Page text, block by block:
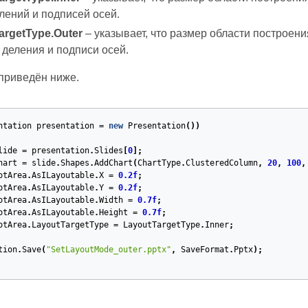
и подписей осей.
– указывает, что размер области
и подписи осей.
ниже.
presentation = new Presentation())
= presentation.Slides 0];
= slide.Shapes .AddChart (ChartType.ClusteredColumn, 20, 100,
.AsILayoutable.X = 0.2f;
.AsILayoutable.Y = 0.2f;
.AsILayoutable.Width = 0.7f;
.AsILayoutable. Height = 0.7f;
. LayoutTargetType = LayoutTargetType. Inner;
.Save( "SetLayoutMode_outer.pptx" , SaveFormat . Pptx);